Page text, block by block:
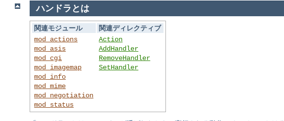
ハンドラとは
関連モジュール
関連ディレクティブ
mod_actions
mod_asis
mod_cgi
mod_imagemap
mod_info
mod_mime
mod_negotiation
mod_status
Action
AddHandler
RemoveHandler
SetHandler